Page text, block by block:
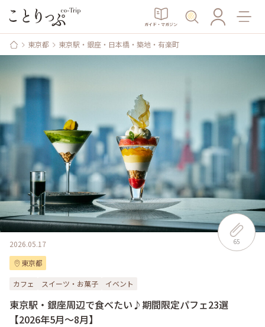
ガイド・マガジン
東京都 東京駅・銀座・日本橋・築地・有楽町
65
2026.05.17
東京都
カフェ スイーツ・お菓子 イベント
東京駅・銀座周辺で食べたい♪期間限定パフェ23選
【2026年5月～8月】